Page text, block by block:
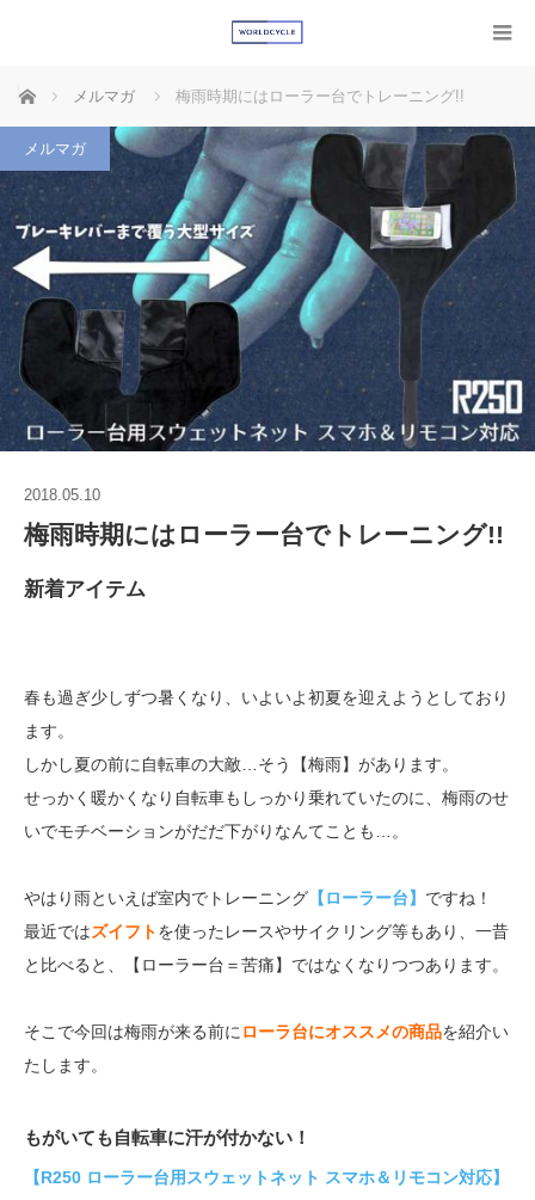
ホーム メルマガ 梅雨時期にはローラー台でトレーニング!!
メルマガ
2018.05.10
梅雨時期にはローラー台でトレーニング!!
新着アイテム
春も過ぎ少しずつ暑くなり、いよいよ初夏を迎えようとしており
ます。
しかし夏の前に自転車の大敵…そう【梅雨】があります。
せっかく暖かくなり自転車もしっかり乗れていたのに、梅雨のせ
いでモチベーションがだだ下がりなんてことも…。
やはり雨といえば室内でトレーニング 【ローラー台】 ですね！
最近ではズイフトを使ったレースやサイクリング等もあり、一昔
と比べると、【ローラー台＝苦痛】ではなくなりつつあります。
そこで今回は梅雨が来る前にローラ台にオススメの商品を紹介い
たします。
もがいても自転車に汗が付かない！
【R250 ローラー台用スウェットネット スマホ＆リモコン対応】